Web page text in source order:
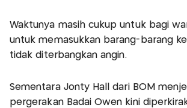
Waktunya masih cukup untuk bagi
untuk memasukkan barang-barang
tidak diterbangkan angin.
Sementara Jonty Hall dari BOM
pergerakan Badai Owen kini